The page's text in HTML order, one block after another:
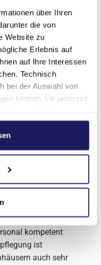
über Ihren
die von
Website zu
Erlebnis auf
auf Ihre Interessen
Technisch
bei der Auswahl von
können Sie jederzeit
Sie in unserer
Aufenthalt
vermeiden, da
Stunden-Betrieb
OP-Zeiten
es, dass Sie
Ärzt*innen
Ihre
Hintergrund noch
kompetent
ist
auch sehr